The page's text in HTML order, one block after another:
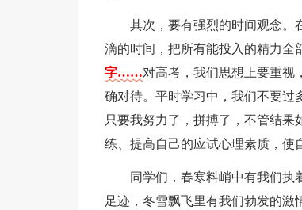
其次，要有强烈的时间观念。
滴的时间，把所有能投入的精力全
字……对高考，我们思想上要重视
确对待。平时学习中，我们不要过
只要我努力了，拼搏了，不管结果
练、提高自己的应试心理素质，使
同学们，春寒料峭中有我们执
足迹，冬雪飘飞里有我们勃发的